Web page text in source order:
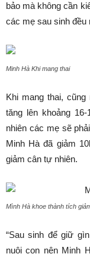
bảo mà không cần
các mẹ sau sinh
Minh Hà Khi mang thai
Khi mang thai,
tăng lên khoảng
nhiên các mẹ sẽ
Minh Hà đã giảm
giảm cân tự nhiên.
Mình Hà khoe thành tích
“Sau sinh để giữ
nuôi con nên Minh